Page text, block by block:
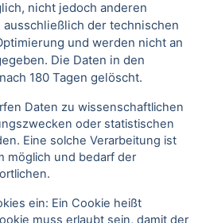
nicht jedoch anderen
der technischen
und werden nicht an
Die Daten in den
180 Tagen gelöscht.
Daten zu wissenschaftlichen
oder statistischen
Eine solche Verarbeitung ist
möglich und bedarf der
ein: Ein Cookie heißt
muss erlaubt sein, damit der